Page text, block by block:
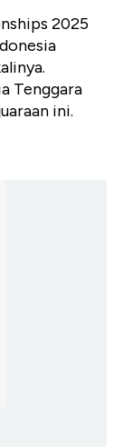
2025
Tenggara
ini.